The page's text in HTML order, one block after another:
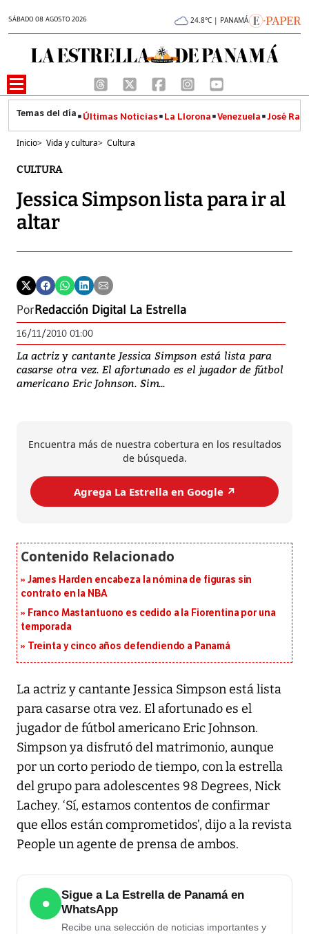
SÁBADO 08 AGOSTO 2026 24.8°C | PANAMÁ
Últimas Noticias La Llorona Venezuela José
Inicio> Vida y cultura> Cultura
CULTURA
Jessica Simpson lista para ir al
altar
PorRedacción Digital La Estrella
16/11/2010 01:00
La actriz y cantante Jessica Simpson está lista para
casarse otra vez. El afortunado es el jugador de fútbol
americano Eric Johnson. Sim...
Encuentra más de nuestra cobertura en los resultados
de búsqueda.
Agrega La Estrella en Google ↗️
James Harden encabeza la nómina de figuras sin
contrato en la NBA
Franco Mastantuono es cedido a la Fiorentina por una
temporada
Treinta y cinco años defendiendo a Panamá
La actriz y cantante Jessica Simpson está lista
para casarse otra vez. El afortunado es el
jugador de fútbol americano Eric Johnson.
Simpson ya disfrutó del matrimonio, aunque
por un corto periodo de tiempo, con la estrella
del grupo para adolescentes 98 Degrees, Nick
Lachey. ‘Sí, estamos contentos de confirmar
que ellos están comprometidos’, dijo a la revista
People un agente de prensa de ambos.
●
Sigue a La Estrella de Panamá en
WhatsApp
Recibe una selección de noticias importantes y